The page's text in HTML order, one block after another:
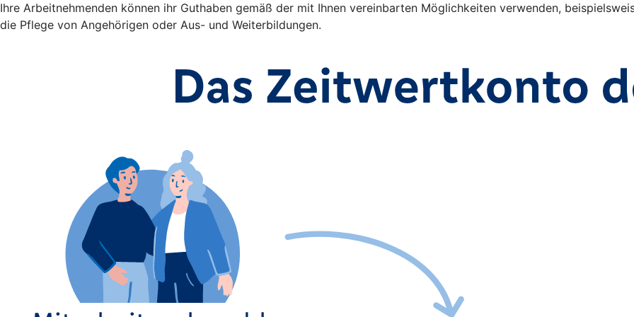
Ihre Arbeitnehmenden können ihr Guthaben gemäß der mit Ihnen vereinbarten Möglichkeiten verwenden,
die Pflege von Angehörigen oder Aus- und Weiterbildungen.